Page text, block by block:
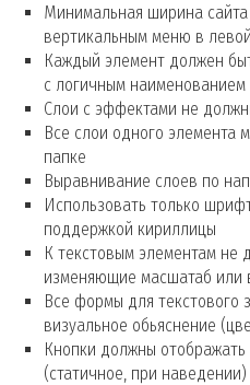
Минимальная ширина
вертикальным меню в
Каждый элемент должен
с логичным наименованием
Слои с эффектами не
Все слои одного элемента
папке
Выравнивание слоев по
Использовать только
поддержкой кириллицы
К текстовым элементам не
изменяющие масшатаб или
Все формы для текстового
визуальное обьяснение
Кнопки должны
(статичное, при наведении)